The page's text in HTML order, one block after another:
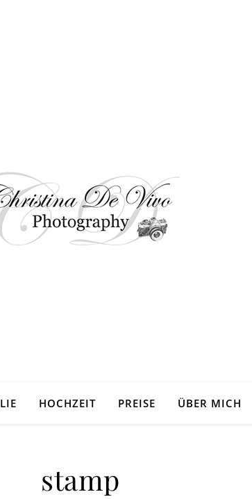
HOCHZEIT PREISE ÜBER MICH
stamp